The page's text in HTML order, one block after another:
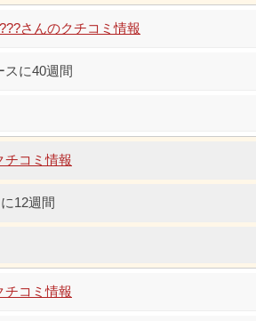
さんのクチコミ情報
スに40週間
チコミ情報
12週間
チコミ情報